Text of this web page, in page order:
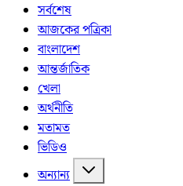
সর্বশেষ
আজকের পত্রিকা
বাংলাদেশ
আন্তর্জাতিক
খেলা
অর্থনীতি
মতামত
ভিডিও
অন্যান্য